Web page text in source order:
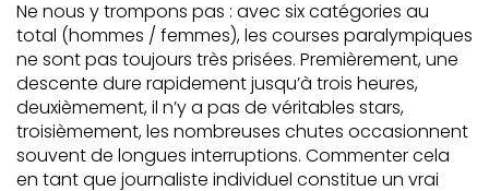
Ne nous y trompons pas : avec six catégories au
total (hommes / femmes), les courses paralympiques
ne sont pas toujours très prisées. Premièrement, une
descente dure rapidement jusqu’à trois heures,
deuxièmement, il n’y a pas de véritables stars,
troisièmement, les nombreuses chutes occasionnent
souvent de longues interruptions. Commenter cela
en tant que journaliste individuel constitue un vrai